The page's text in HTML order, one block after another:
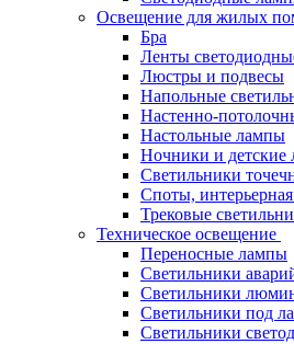
Освещение для жилых
Бра
Ленты
Люстры и подвесы
Напольные
Настенно-
Настольные лампы
Ночники и детские
Светильники
Споты, интерьерная
Трековые
Техническое освещение
Переносные лампы
Светильники
Светильники
Светильники под
Светильники